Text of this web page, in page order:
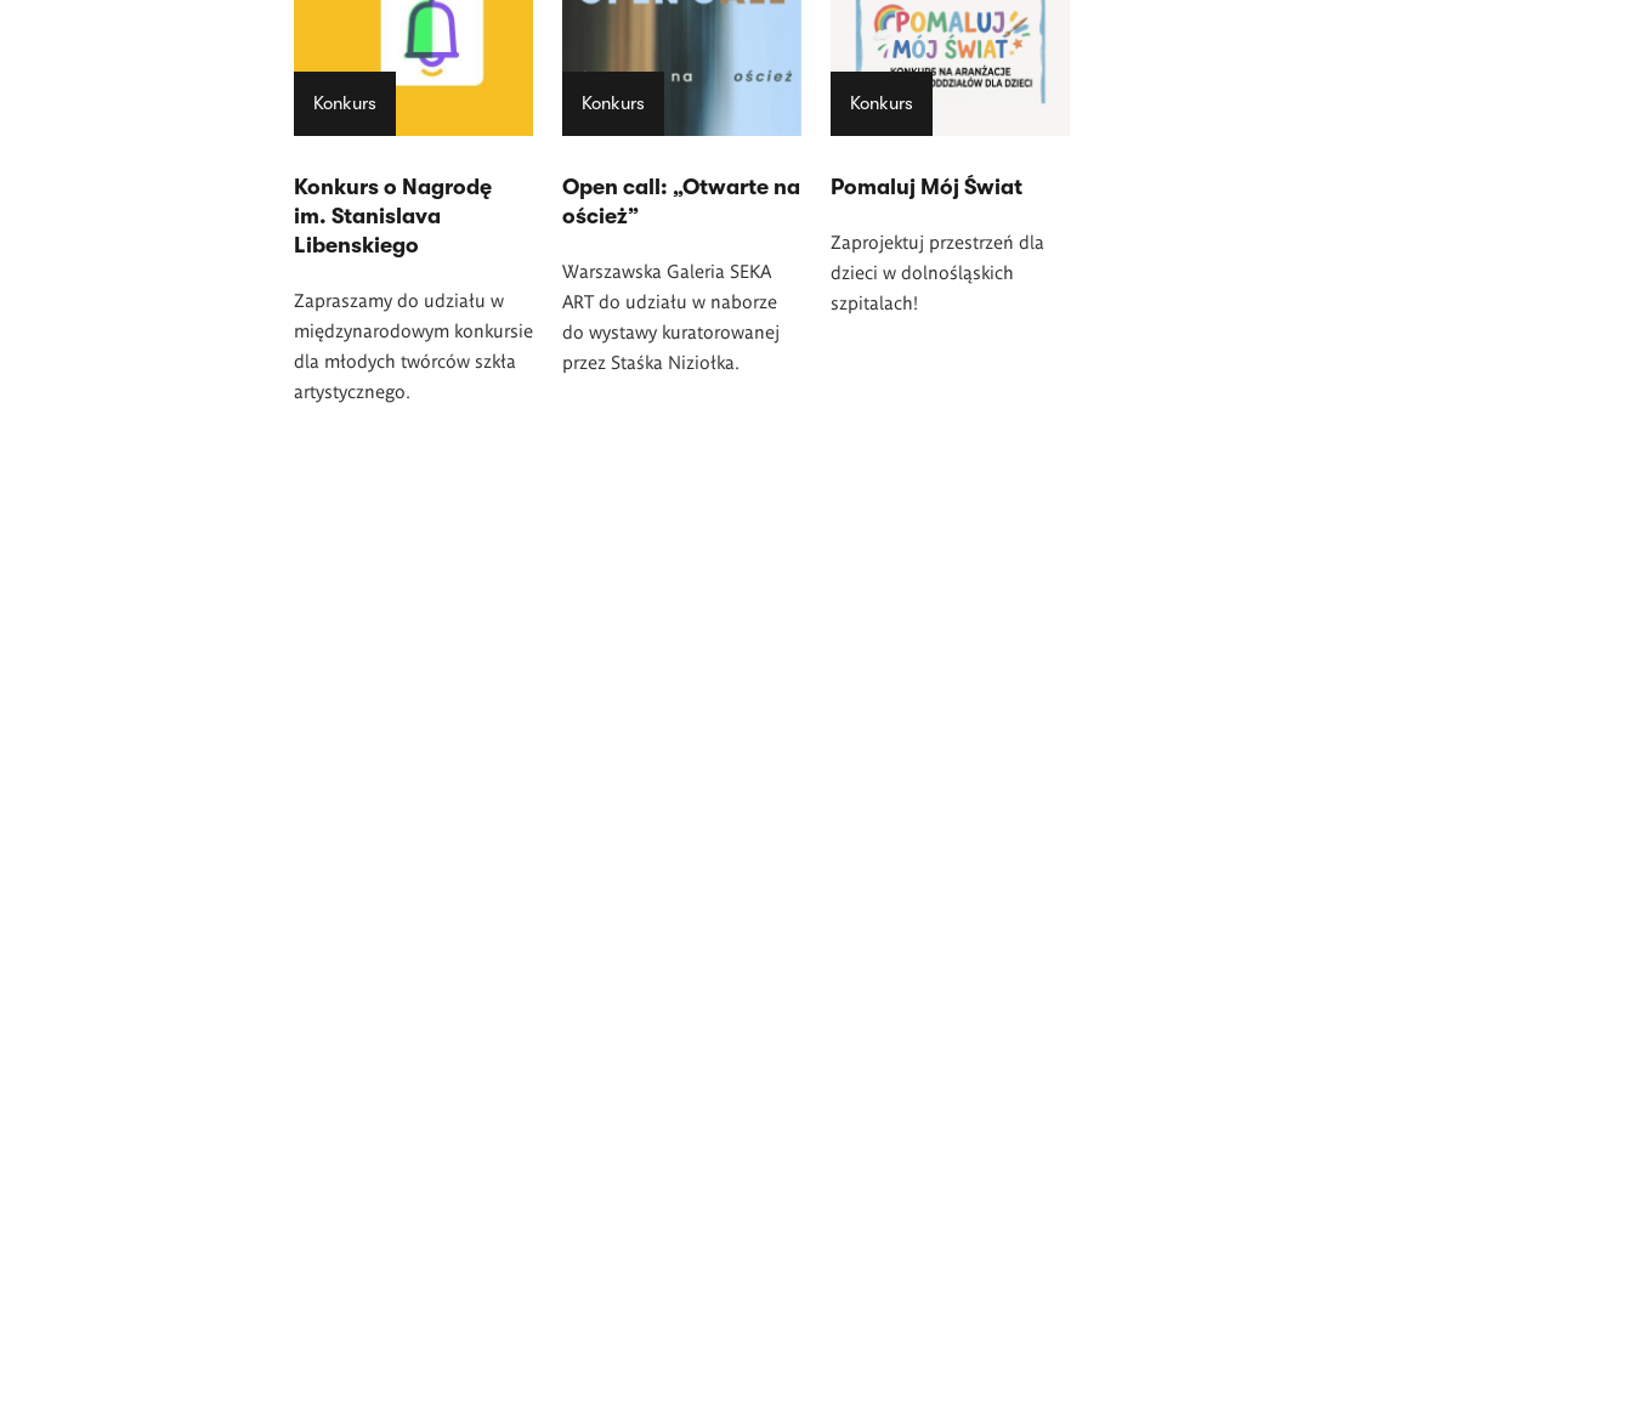
Konkurs
Konkurs o Nagrodę
im. Stanislava
Libenskiego
Zapraszamy do udziału w
międzynarodowym konkursie
dla młodych twórców szkła
artystycznego.
Konkurs
Open call: „Otwarte na
oścież”
Warszawska Galeria SEKA
ART do udziału w naborze
do wystawy kuratorowanej
przez Staśka Niziołka.
Konkurs
Pomaluj Mój Świat
Zaprojektuj przestrzeń dla
dzieci w dolnośląskich
szpitalach!